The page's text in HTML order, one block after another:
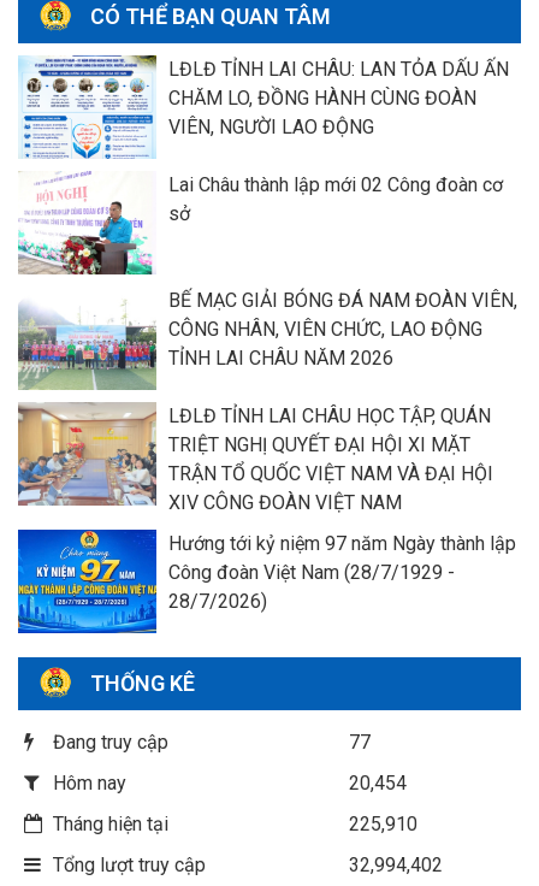
CÓ THỂ BẠN QUAN TÂM
LĐLĐ TỈNH LAI CHÂU: LAN TỎA DẤU ẤN
CHĂM LO, ĐỒNG HÀNH CÙNG ĐOÀN
VIÊN, NGƯỜI LAO ĐỘNG
Lai Châu thành lập mới 02 Công đoàn cơ
sở
BẾ MẠC GIẢI BÓNG ĐÁ NAM ĐOÀN VIÊN,
CÔNG NHÂN, VIÊN CHỨC, LAO ĐỘNG
TỈNH LAI CHÂU NĂM 2026
LĐLĐ TỈNH LAI CHÂU HỌC TẬP, QUÁN
TRIỆT NGHỊ QUYẾT ĐẠI HỘI XI MẶT
TRẬN TỔ QUỐC VIỆT NAM VÀ ĐẠI HỘI
XIV CÔNG ĐOÀN VIỆT NAM
Hướng tới kỷ niệm 97 năm Ngày thành lập
Công đoàn Việt Nam (28/7/1929 -
28/7/2026)
THỐNG KÊ
Đang truy cập
77
Hôm nay
20,454
Tháng hiện tại
225,910
Tổng lượt truy cập
32,994,402